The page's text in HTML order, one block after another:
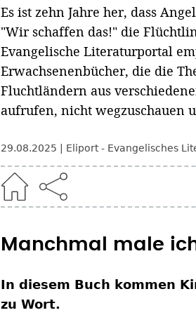
Es ist zehn Jahre her, dass
"Wir schaffen das!" die
Evangelische Literaturportal
Erwachsenenbücher, die die
Fluchtländern aus
aufrufen, nicht wegzuschauen
29.08.2025 Eliport - Evangelisches
Manchmal male
In diesem Buch kommen
zu Wort.